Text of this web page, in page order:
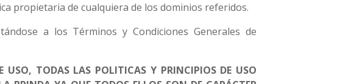
propietaria de cualquiera de los dominios referidos.
a los Términos y Condiciones Generales de
USO, TODAS LAS POLITICAS Y PRINCIPIOS DE USO